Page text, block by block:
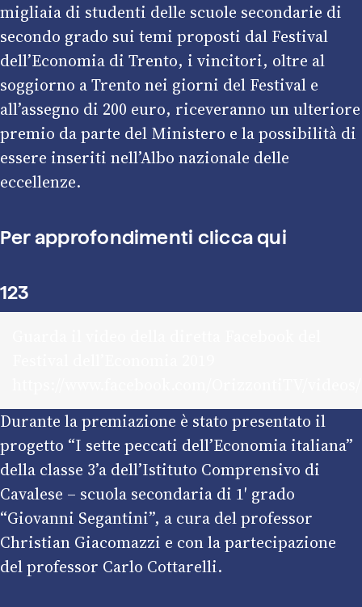
migliaia di studenti delle scuole secondarie di
secondo grado sui temi proposti dal Festival
dell’Economia di Trento, i vincitori, oltre al
soggiorno a Trento nei giorni del Festival e
all’assegno di 200 euro, riceveranno un ulteriore
premio da parte del Ministero e la possibilità di
essere inseriti nell’Albo nazionale delle
eccellenze.
Per approfondimenti clicca qui
123
Durante la premiazione è stato presentato il
progetto “I sette peccati dell’Economia italiana”
della classe 3’a dell’Istituto Comprensivo di
Cavalese – scuola secondaria di 1′ grado
“Giovanni Segantini”, a cura del professor
Christian Giacomazzi e con la partecipazione
del professor Carlo Cottarelli.